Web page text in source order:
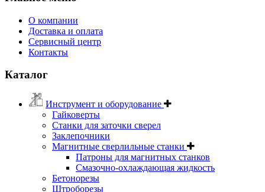
О компании
Доставка и оплата
Сервисный центр
Контакты
Каталог
Инструмент и оборудование
Гайковерты
Станки для заточки сверел
Заклепочники
Магнитные сверлильные станки
Патроны для магнитных станков
Смазочно-охлаждающая жидкость
Бетонорезы
Штроборезы